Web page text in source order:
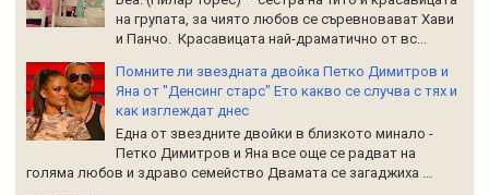
на групата, за чиято любов се съревновават Хави
и Панчо. Красавицата най-драматично от вс...
Помните ли звездната двойка Петко Димитров и
Яна от "Денсинг старс" Ето какво се случва с тях и
как изглеждат днес
Една от звездните двойки в близкото минало -
Петко Димитров и Яна все още се радват на
голяма любов и здраво семейство Двамата се загаджиха ...